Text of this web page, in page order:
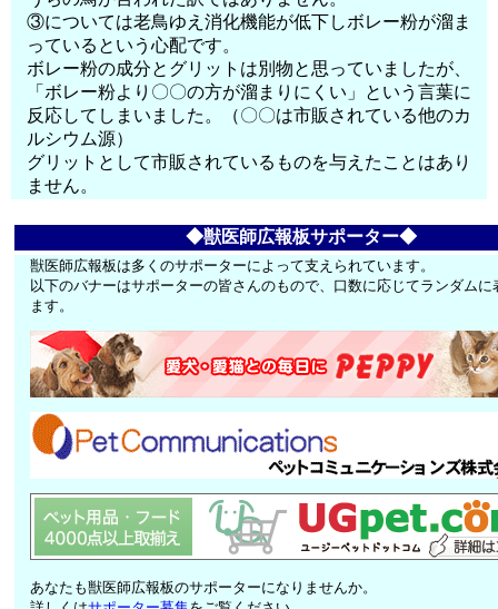
③については老鳥ゆえ消化機能が低下しボレー粉が溜ま
っているという心配です。
ボレー粉の成分とグリットは別物と思っていましたが、
「ボレー粉より〇〇の方が溜まりにくい」という言葉に
反応してしまいました。（〇〇は市販されている他のカ
ルシウム源）
グリットとして市販されているものを与えたことはあり
ません。
◆獣医師広報板サポーター◆
獣医師広報板は多くのサポーターによって支えられています。
以下のバナーはサポーターの皆さんのもので、口数に応じてランダムに
ます。
あなたも獣医師広報板のサポーターになりませんか。